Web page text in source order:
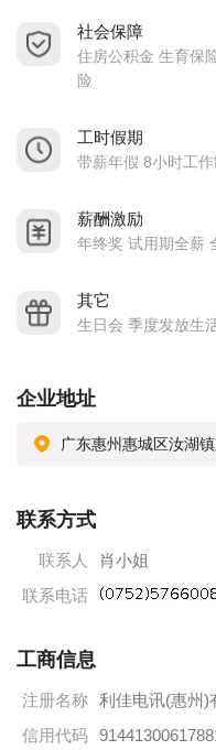
费夏令营，每月定期举办
等兴趣小组活动；长期举
路、369路公共汽车经过
为和谐工厂而努力。
年轻人实现职场人生价值。
愿景：
科技创品牌、智慧承企业
全员持续学习，以德智领
金辉新苑(06:53) → 南线车
花园站(07:02) → 港惠新天
花边岭站(07:08) → 华润
城区政府(07:19) → 江南办
云山路口(07:30) → 望江市
中信大桥站(07:33)→ 公司
社会保障
住房公积金 生育保
险
工时假期
带薪年假 8小时工
薪酬激励
年终奖 试用期全薪
其它
生日会 季度发放生
企业地址
联系方式
联系人
肖小姐
联系电话
工商信息
注册名称 利佳电讯(惠州)
信用代码